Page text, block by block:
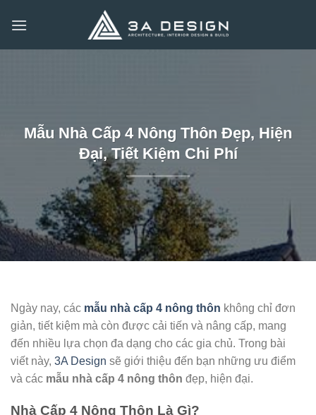
qua
Mẫu Nhà Cấp 4 Nông Thôn Đẹp, Hiện
Đại, Tiết Kiệm Chi Phí
Ngày nay, các mẫu nhà cấp 4 nông thôn không chỉ đơn
giản, tiết kiệm mà còn được cải tiến và nâng cấp, mang
đến nhiều lựa chọn đa dạng cho các gia chủ. Trong bài
viết này, 3A Design sẽ giới thiệu đến bạn những ưu điểm
và các mẫu nhà cấp 4 nông thôn đẹp, hiện đại.
Nhà Cấp 4 Nông Thôn Là Gì?